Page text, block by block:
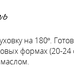
на 180º.
формах (20-24